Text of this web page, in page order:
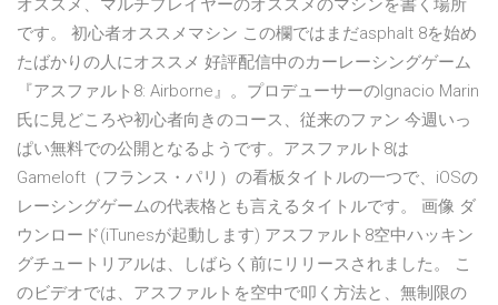
オススメ、マルチプレイヤーのオススメのマシンを書く場所
です。 初心者オススメマシン この欄ではまだasphalt 8を始め
たばかりの人にオススメ 好評配信中のカーレーシングゲーム
『アスファルト8: Airborne』。プロデューサーのIgnacio Marin
氏に見どころや初心者向きのコース、従来のファン 今週いっ
ぱい無料での公開となるようです。アスファルト8は
Gameloft（フランス・パリ）の看板タイトルの一つで、iOSの
レーシングゲームの代表格とも言えるタイトルです。 画像 ダ
ウンロード(iTunesが起動します) アスファルト8空中ハッキン
グチュートリアルは、しばらく前にリリースされました。 こ
のビデオでは、アスファルトを空中で叩く方法と、無制限の